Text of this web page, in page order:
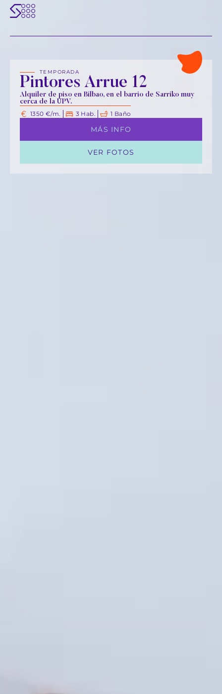
TEMPORADA
Pintores Arrue 12
Alquiler de piso en Bilbao, en el barrio de Sarriko muy
cerca de la UPV.
1350 €/m. 3 Hab. 1 Baño
MÁS INFO
VER FOTOS